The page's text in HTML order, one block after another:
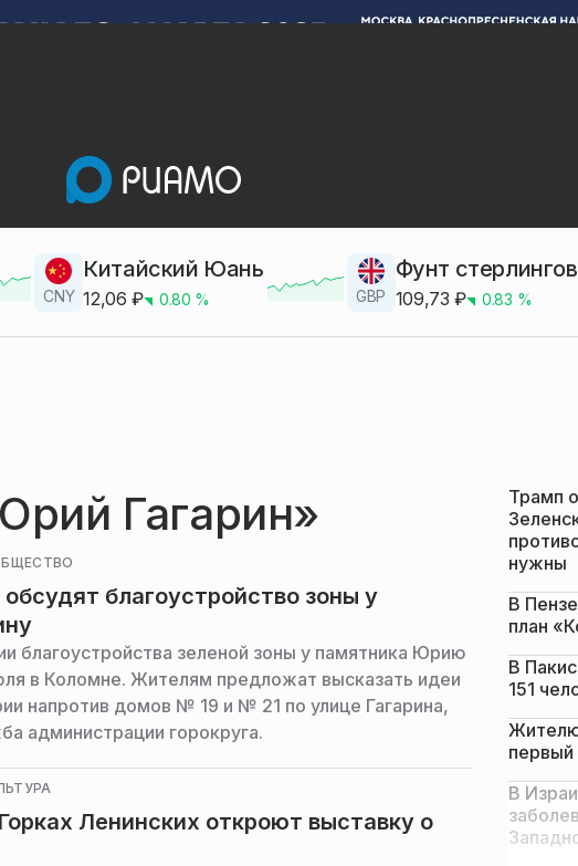
CNY
Китайский Юань
12,06 ₽ 0.80 % GBP
Фунт стерлингов
109,73 ₽ 0.83 %
Гагарин»
благоустройство зоны у
благоустройства зеленой зоны у памятника Юрию
в Коломне. Жителям предложат высказать идеи
напротив домов № 19 и № 21 по улице Гагарина,
администрации горокруга.
Ленинских откроют выставку о
Трамп
нужны
В
план
В
151
В